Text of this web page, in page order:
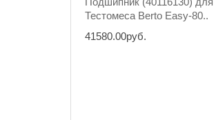
Тестомеса Berto Easy-80..
41580.00руб.